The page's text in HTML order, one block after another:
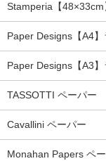
Stamperia【
Paper Designs【A4
Paper Designs【A3
TASSOTTI ペーパー
Cavallini ペーパー
Monahan Papers ペ